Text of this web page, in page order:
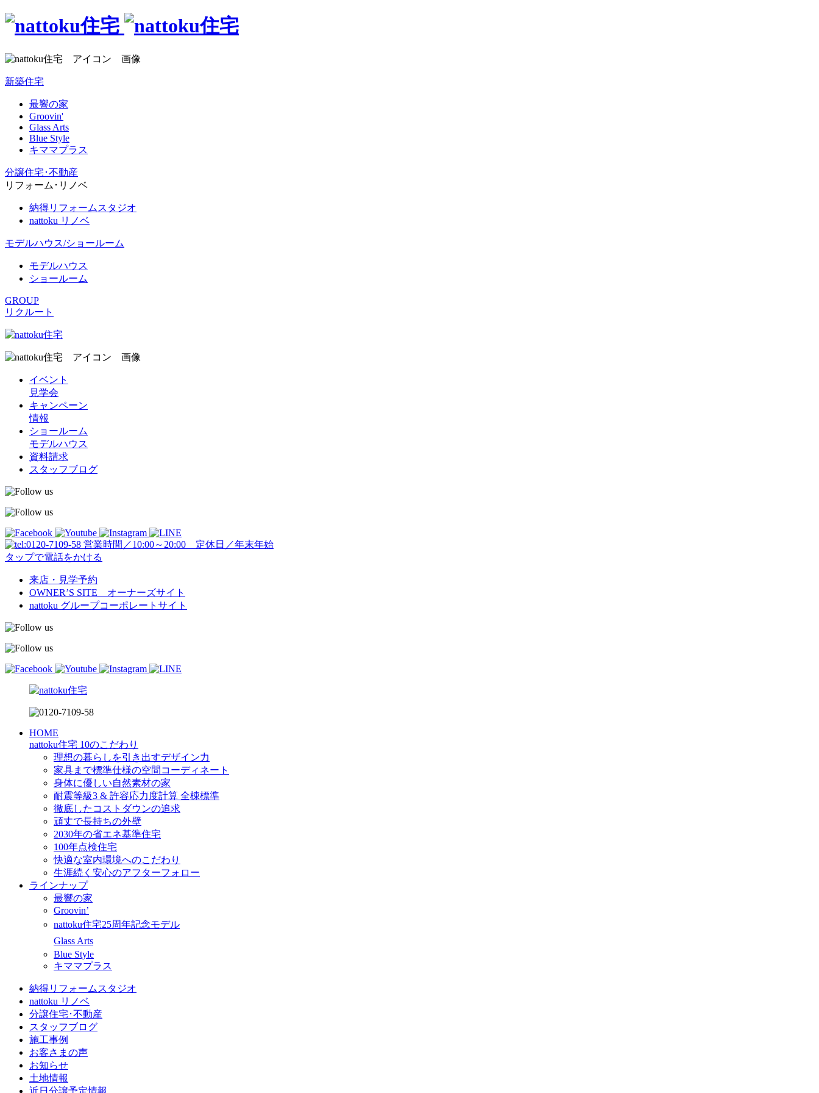
新築住宅
最響の家
Groovin'
Glass Arts
Blue Style
キママプラス
分譲住宅･不動産
リフォーム･リノベ
納得リフォームスタジオ
nattoku リノベ
モデルハウス/ショールーム
モデルハウス
ショールーム
GROUP
リクルート
イベント
見学会
キャンペーン
情報
ショールーム
モデルハウス
資料請求
スタッフブログ
営業時間／10:00～20:00 定休日／年末年始
タップで電話をかける
来店・見学予約
OWNER’S SITE オーナーズサイト
nattoku グループコーポレートサイト
HOME
nattoku住宅 10のこだわり
理想の暮らしを引き出すデザイン力
家具まで標準仕様の空間コーディネート
身体に優しい自然素材の家
耐震等級3 & 許容応力度計算 全棟標準
徹底したコストダウンの追求
頑丈で長持ちの外壁
2030年の省エネ基準住宅
100年点検住宅
快適な室内環境へのこだわり
生涯続く安心のアフターフォロー
ラインナップ
最響の家
Groovin’
nattoku住宅25周年記念モデル
Glass Arts
Blue Style
キママプラス
納得リフォームスタジオ
nattoku リノベ
分譲住宅･不動産
スタッフブログ
施工事例
お客さまの声
お知らせ
土地情報
近日分譲予定情報